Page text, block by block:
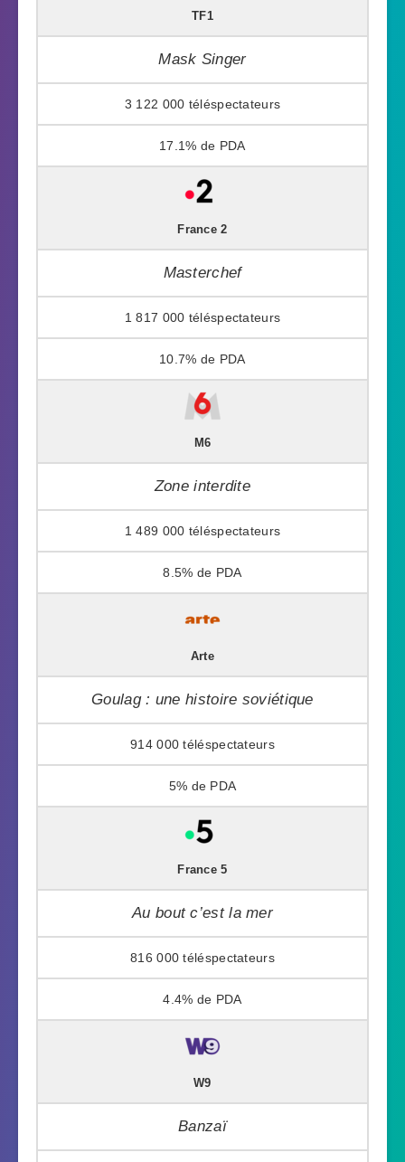
TF1
Mask Singer
3 122 000
17.1%
France 2
Masterchef
1 817 000
10.7%
M6
Zone interdite
1 489 000
8.5%
Arte
Goulag : une histoire soviétique
914 000
5%
France 5
Au bout c’est la mer
816 000
4.4%
W9
Banzaï